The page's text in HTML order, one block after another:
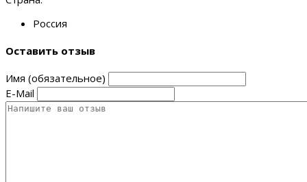
Россия
Оставить отзыв
Имя (обязательное)
E-Mail